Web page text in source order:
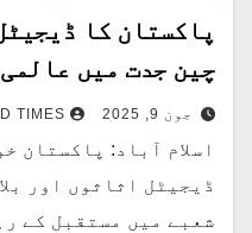
پاکستان کا
چین جدت میں
جون 9, 2025 TIMES
اسلام آباد: پاکستان
ڈیجیٹل اثاثوں اور
شعبے میں مستقبل کے